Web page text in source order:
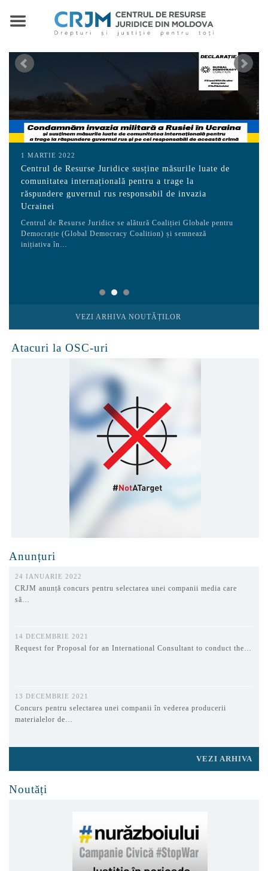
1 MARTIE 2022
Centrul de Resurse Juridice susține măsurile luate de
comunitatea internațională pentru a trage la
răspundere guvernul rus responsabil de invazia
Ucrainei
Centrul de Resurse Juridice se alătură Coaliției Globale pentru
Democrație (Global Democracy Coalition) și semnează
inițiativa în…
VEZI ARHIVA NOUTĂȚILOR
Atacuri la OSC-uri
Anunțuri
24 IANUARIE 2022
CRJM anunță concurs pentru selectarea unei companii media care
să…
14 DECEMBRIE 2021
Request for Proposal for an International Consultant to conduct the…
13 DECEMBRIE 2021
Concurs pentru selectarea unei companii în vederea producerii
materialelor de…
VEZI ARHIVA
Noutăți